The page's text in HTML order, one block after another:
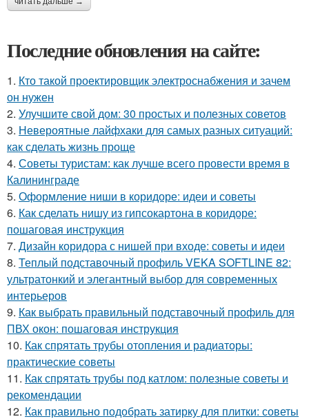
Последние обновления на сайте:
1. Кто такой проектировщик электроснабжения и зачем
он нужен
2. Улучшите свой дом: 30 простых и полезных советов
3. Невероятные лайфхаки для самых разных ситуаций:
как сделать жизнь проще
4. Советы туристам: как лучше всего провести время в
Калининграде
5. Оформление ниши в коридоре: идеи и советы
6. Как сделать нишу из гипсокартона в коридоре:
пошаговая инструкция
7. Дизайн коридора с нишей при входе: советы и идеи
8. Теплый подставочный профиль VEKA SOFTLINE 82:
ультратонкий и элегантный выбор для современных
интерьеров
9. Как выбрать правильный подставочный профиль для
ПВХ окон: пошаговая инструкция
10. Как спрятать трубы отопления и радиаторы:
практические советы
11. Как спрятать трубы под катлом: полезные советы и
рекомендации
12. Как правильно подобрать затирку для плитки: советы